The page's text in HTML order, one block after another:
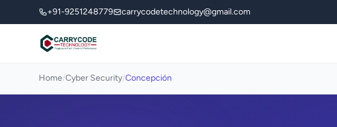
+91-9251248779 carrycodetechnology@gmail.com
Home/Cyber Security/Concepción